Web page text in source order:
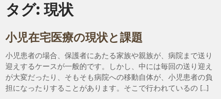
タグ:現状
小児在宅医療の現状と課題
小児患者の場合、保護者にあたる家族や親族が、病院まで送り
迎えするケースが一般的です。しかし、中には毎回の送り迎え
が大変だったり、そもそも病院への移動自体が、小児患者の負
担になったりすることがあります。そこで行われているの […]